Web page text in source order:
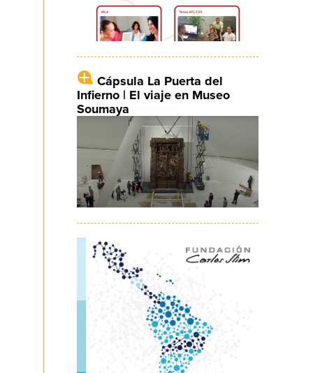
Cápsula La Puerta del
Infierno | El viaje en Museo
Soumaya